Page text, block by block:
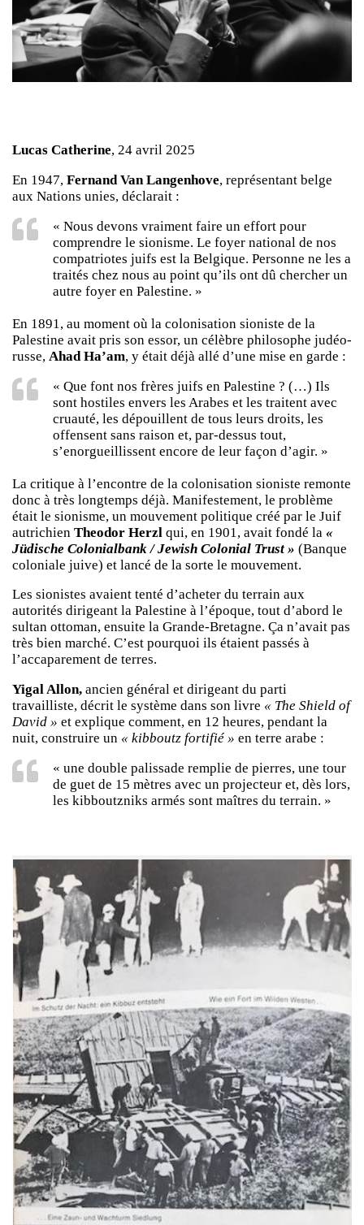
Lucas Catherine, 24 avril 2025
En 1947, Fernand Van Langenhove, représentant belge
aux Nations unies, déclarait :
« Nous devons vraiment faire un effort pour
comprendre le sionisme. Le foyer national de nos
compatriotes juifs est la Belgique. Personne ne les a
traités chez nous au point qu’ils ont dû chercher un
autre foyer en Palestine. »
En 1891, au moment où la colonisation sioniste de la
Palestine avait pris son essor, un célèbre philosophe judéo-
russe, Ahad Ha’am, y était déjà allé d’une mise en garde :
« Que font nos frères juifs en Palestine ? (…) Ils
sont hostiles envers les Arabes et les traitent avec
cruauté, les dépouillent de tous leurs droits, les
offensent sans raison et, par-dessus tout,
s’enorgueillissent encore de leur façon d’agir. »
La critique à l’encontre de la colonisation sioniste remonte
donc à très longtemps déjà. Manifestement, le problème
était le sionisme, un mouvement politique créé par le Juif
autrichien Theodor Herzl qui, en 1901, avait fondé la «
Jüdische Colonialbank / Jewish Colonial Trust » (Banque
coloniale juive) et lancé de la sorte le mouvement.
Les sionistes avaient tenté d’acheter du terrain aux
autorités dirigeant la Palestine à l’époque, tout d’abord le
sultan ottoman, ensuite la Grande-Bretagne. Ça n’avait pas
très bien marché. C’est pourquoi ils étaient passés à
l’accaparement de terres.
Yigal Allon, ancien général et dirigeant du parti
travailliste, décrit le système dans son livre « The Shield of
David » et explique comment, en 12 heures, pendant la
nuit, construire un « kibboutz fortifié » en terre arabe :
« une double palissade remplie de pierres, une tour
de guet de 15 mètres avec un projecteur et, dès lors,
les kibboutzniks armés sont maîtres du terrain. »